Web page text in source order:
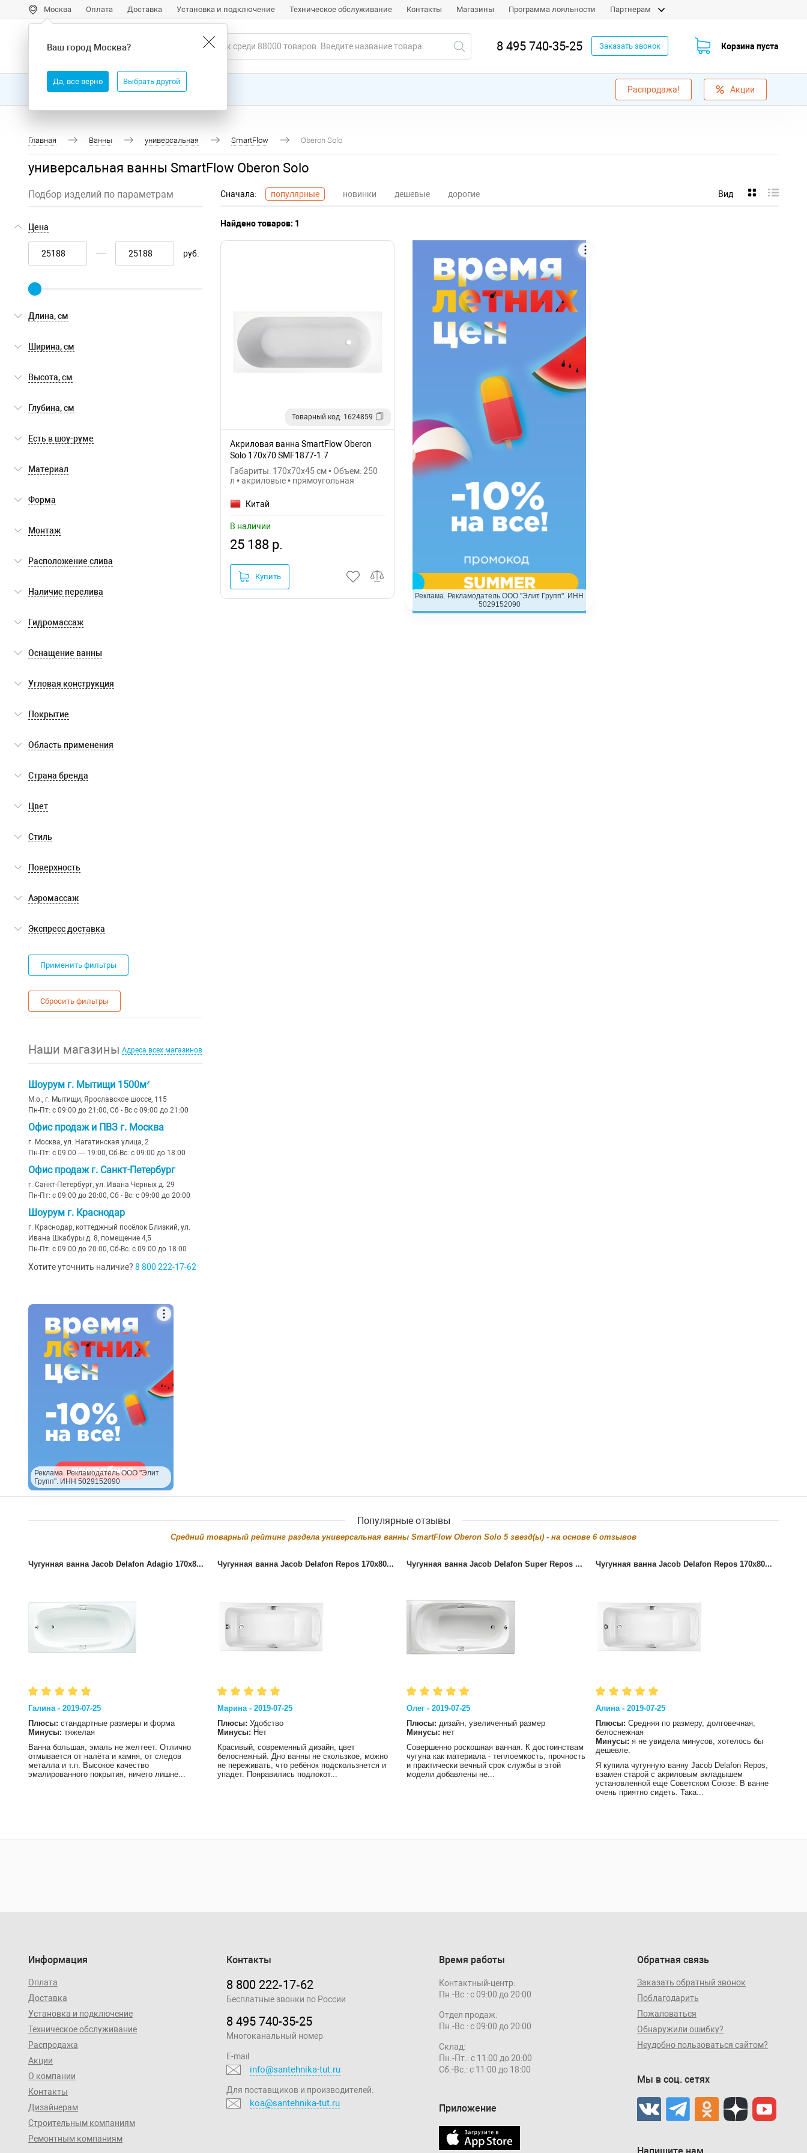
Ваш город Москва?
Да, все верно Выбрать другой
Москва Оплата Доставка Установка и подключение Техническое обслуживание Контакты Магазины Программа лояльности Партнерам
8 495 740-35-25 Заказать звонок Корзина пуста
Все товары Бренды Распродажа! Акции
Главная Ванны универсальная SmartFlow Oberon Solo
универсальная ванны SmartFlow Oberon Solo
Подбор изделий по параметрам
Цена
руб.
Длина, см
Ширина, см
Высота, см
Глубина, см
Есть в шоу-руме
Материал
Форма
Монтаж
Расположение слива
Наличие перелива
Гидромассаж
Оснащение ванны
Угловая конструкция
Покрытие
Область применения
для бытового использования
Страна бренда
Цвет
Стиль
Поверхность
Аэромассаж
Экспресс доставка
Экспресс доставка(0)
Применить фильтры
Сбросить фильтры
Наши магазины Адреса всех магазинов
Шоурум г. Мытищи 1500м²
М.о., г. Мытищи, Ярославское шоссе, 115
Пн-Пт: с 09:00 до 21:00, Сб - Вс с 09:00 до 21:00
Офис продаж и ПВЗ г. Москва
г. Москва, ул. Нагатинская улица, 2
Пн-Пт: с 09:00 — 19:00, Сб-Вс: с 09:00 до 18:00
Офис продаж г. Санкт-Петербург
г. Санкт-Петербург, ул. Ивана Черных д. 29
Пн-Пт: с 09:00 до 20:00, Сб - Вс: с 09:00 до 20:00
Шоурум г. Краснодар
г. Краснодар, коттеджный посёлок Близкий, ул.
Ивана Шкабуры д. 8, помещение 4,5
Пн-Пт: с 09:00 до 20:00, Сб-Вс: с 09:00 до 18:00
Хотите уточнить наличие? 8 800 222-17-62
Реклама. Рекламодатель ООО "Элит
Групп". ИНН 5029152090
Сначала: популярные новинки дешевые дорогие Вид
Найдено товаров: 1
Товарный код: 1624859
Акриловая ванна SmartFlow Oberon
Solo 170x70 SMF1877-1.7
Габариты: 170x70x45 см • Объем: 250
л • акриловые • прямоугольная
Китай
В наличии
25 188 р.
Купить
Реклама. Рекламодатель ООО "Элит Групп". ИНН
5029152090
Популярные отзывы
Cредний товарный рейтинг раздела универсальная ванны SmartFlow Oberon Solo 5звезд(ы) - на основе 6отзывов
Чугунная ванна Jacob Delafon Adagio 170x8...
Галина - 2019-07-25
Плюсы: стандартные размеры и форма
Минусы: тяжелая
Ванна большая, эмаль не желтеет. Отлично
отмывается от налёта и камня, от следов
металла и т.п. Высокое качество
эмалированного покрытия, ничего лишне...
Чугунная ванна Jacob Delafon Repos 170x80...
Марина - 2019-07-25
Плюсы: Удобство
Минусы: Нет
Красивый, современный дизайн, цвет
белоснежный. Дно ванны не скользкое, можно
не переживать, что ребёнок подскользнется и
упадет. Понравились подлокот...
Чугунная ванна Jacob Delafon Super Repos ...
Олег - 2019-07-25
Плюсы: дизайн, увеличенный размер
Минусы: нет
Совершенно роскошная ванная. К достоинствам
чугуна как материала - теплоемкость, прочность
и практически вечный срок службы в этой
модели добавлены не...
Чугунная ванна Jacob Delafon Repos 170x80...
Алина - 2019-07-25
Плюсы: Средняя по размеру, долговечная,
белоснежная
Минусы: я не увидела минусов, хотелось бы
дешевле.
Я купила чугунную ванну Jacob Delafon Repos,
взамен старой с акриловым вкладышем
установленной еще Советском Союзе. В ванне
очень приятно сидеть. Така...
Информация
Оплата
Доставка
Установка и подключение
Техническое обслуживание
Распродажа
Акции
О компании
Контакты
Дизайнерам
Строительным компаниям
Ремонтным компаниям
Контакты
8 800 222‑17‑62
Бесплатные звонки по России
8 495 740-35-25
Многоканальный номер
E-mail
info@santehnika-tut.ru
Для поставщиков и производителей:
koa@santehnika-tut.ru
Время работы
Контактный-центр:
Пн.-Вс.: с 09:00 до 20:00
Отдел продаж:
Пн.-Вс.: с 09:00 до 20:00
Склад:
Пн.-Пт.: с 11:00 до 20:00
Сб.-Вс.: с 11:00 до 18:00
Приложение
Обратная связь
Заказать обратный звонок
Поблагодарить
Пожаловаться
Обнаружили ошибку?
Неудобно пользоваться сайтом?
Мы в соц. сетях
Напишите нам